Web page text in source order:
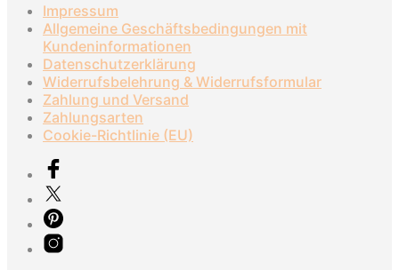
Impressum
Allgemeine Geschäftsbedingungen mit
Kundeninformationen
Datenschutzerklärung
Widerrufsbelehrung & Widerrufsformular
Zahlung und Versand
Zahlungsarten
Cookie-Richtlinie (EU)